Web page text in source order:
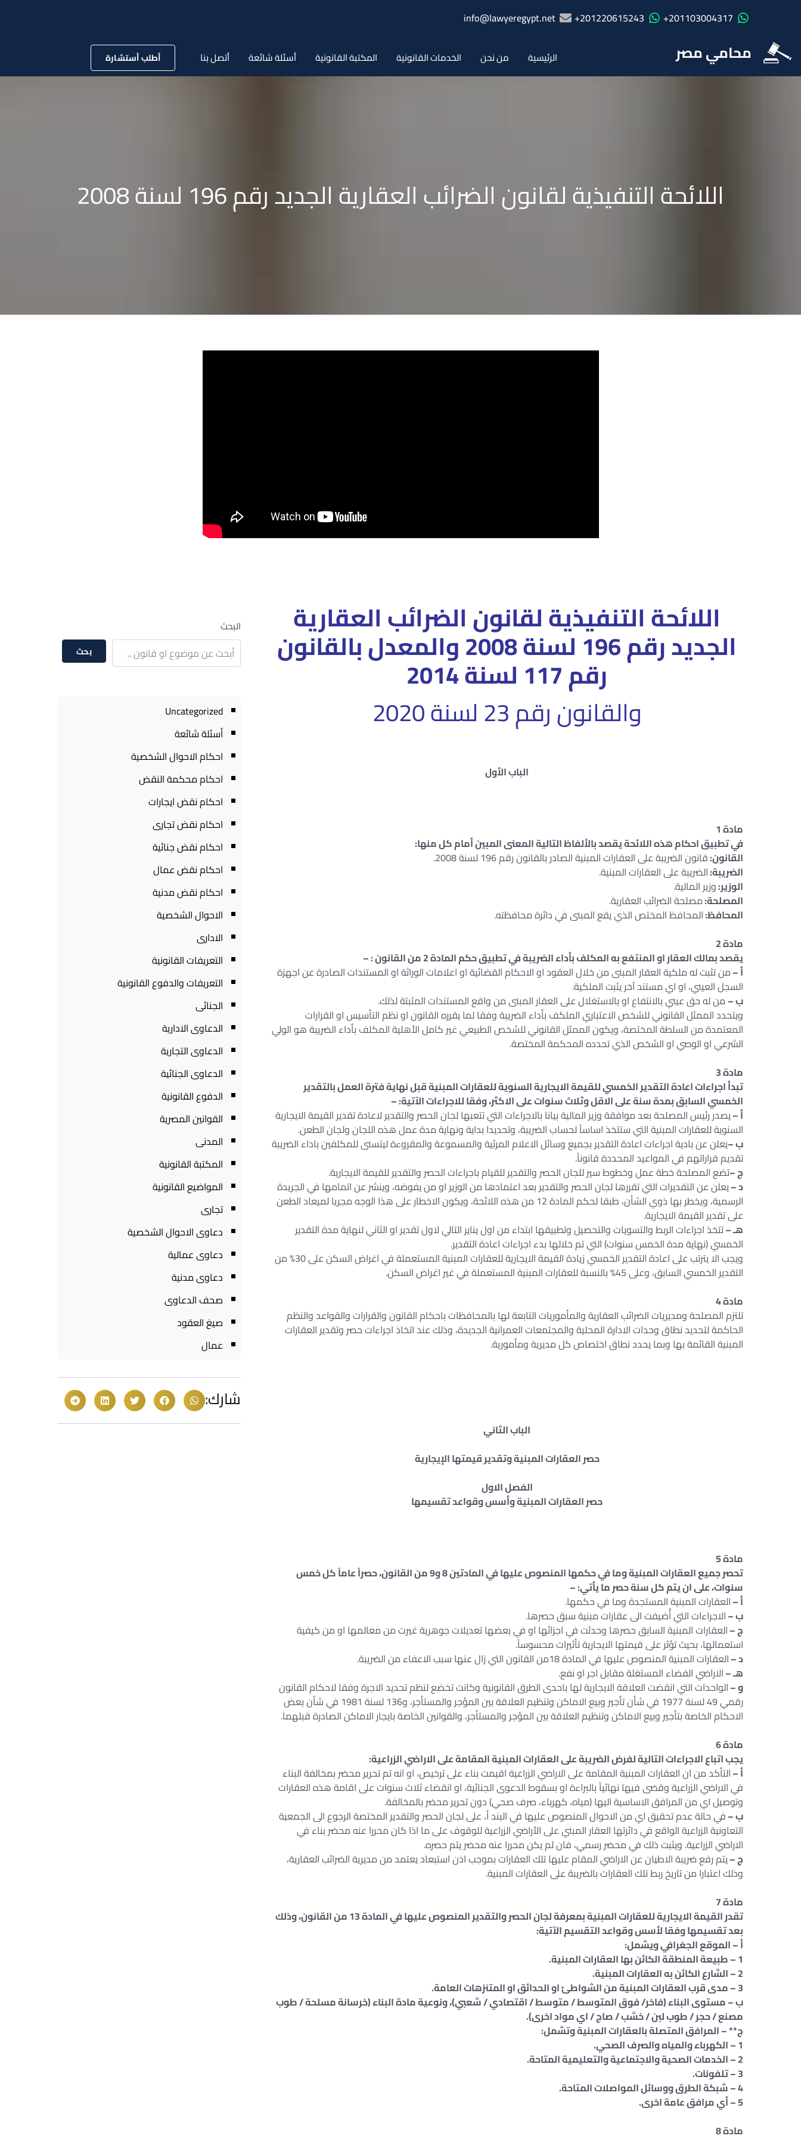
201103004317+
201220615243+
info@lawyeregypt.net
محامي مصر الرئيسية من نحن الخدمات القانونية المكتبة القانونية أسئلة شائعة أتصل بنا أطلب أستشارة
اللائحة التنفيذية لقانون الضرائب العقارية الجديد رقم 196 لسنة 2008
اللائحة التنفيذية لقانون الضرائب العقارية
الجديد رقم 196 لسنة 2008 والمعدل بالقانون
رقم 117 لسنة 2014
والقانون رقم 23 لسنة 2020
الباب الأول
مادة 1
في تطبيق احكام هذه اللائحة يقصد بالألفاظ التالية المعنى المبين أمام كل منها:
القانون:قانون الضريبة على العقارات المبنية الصادر بالقانون رقم 196 لسنة 2008.
الضريبة:الضريبة على العقارات المبنية.
الوزير:وزير المالية.
المصلحة:مصلحة الضرائب العقارية.
المحافظ:المحافظ المختص الذي يقع المبنى في دائرة محافظته.
مادة 2
يقصد بمالك العقار او المنتفع به المكلف بأداء الضريبة في تطبيق حكم المادة 2 من القانون : –
أ –من تثبت له ملكية العقار المبنى من خلال العقود او الاحكام القضائية او اعلامات الوراثة او المستندات الصادرة عن اجهزة
السجل العيني، او اي مستند آخر يثبت الملكية.
ب –من له حق عيني بالانتفاع او بالاستغلال على العقار المبنى من واقع المستندات المثبتة لذلك.
ويتحدد الممثل القانوني للشخص الاعتباري الملكف بأداء الضريبة وفقا لما يقرره القانون او نظم التأسيس او القرارات
المعتمدة من السلطة المختصة، ويكون الممثل القانوني للشخص الطبيعي غير كامل الأهلية المكلف بأداء الضريبة هو الولي
الشرعي او الوصي او الشخص الذي تحدده المحكمة المختصة.
مادة 3
تبدأ اجراءات اعادة التقدير الخمسي للقيمة الايجارية السنوية للعقارات المبنية قبل نهاية فترة العمل بالتقدير
الخمسي السابق بمدة سنة على الاقل وثلاث سنوات على الاكثر، وفقا للاجراءات الآتية: –
أ –يصدر رئيس المصلحة بعد موافقة وزير المالية بيانا بالاجراءات التي تتعبها لجان الحصر والتقدير لاعادة تقدير القيمة الايجارية
السنوية للعقارات المبنية التي ستتخذ اساساً لحساب الضريبة، وتحديدا بداية ونهاية مدة عمل هذه اللجان ولجان الطعن.
ب –يعلن عن بادية اجراءات اعادة التقدير بجميع وسائل الاعلام المرئية والمسموعة والمقروءة ليتسنى للمكلفين باداء الضريبة
تقديم قراراتهم في المواعيد المحددة قانوناً.
ج –تضع المصلحة خطة عمل وخطوط سير للجان الحصر والتقدير للقيام باجراءات الحصر والتقدير للقيمة الايجارية.
د –يعلن عن التقديرات التي تقررها لجان الحصر والتقدير بعد اعتمادها من الوزير او من يفوضه، وينشر عن اتمامها في الجريدة
الرسمية، ويخطر بها ذوي الشأن، طبقا لحكم المادة 12 من هذه اللائحة، ويكون الاخطار على هذا الوجه مجريا لميعاد الطعن
على تقدير القيمة الايجارية.
هـ –تتخذ اجراءات الربط والتسويات والتحصيل وتطبيقها ابتداء من اول يناير التالي لاول تقدير او الثاني لنهاية مدة التقدير
الخمسي (نهاية مدة الخمس سنوات) التي تم خلالها بدء اجراءات اعادة التقدير.
ويجب الا يترتب على اعادة التقدير الخمسي زيادة القيمة الايجارية للعقارات المبنية المستعملة في اغراض السكن على 30% من
التقدير الخمسي السابق، وعلى 45% بالنسبة للعقارات المبنية المستعملة في غير اغراض السكن.
مادة 4
تلتزم المصلحة ومديريات الضرائب العقارية والمأموريات التابعة لها بالمحافظات باحكام القانون والقرارات والقواعد والنظم
الحاكمة لتحديد نطاق وحدات الادارة المحلية والمجتمعات العمرانية الجديدة، وذلك عند اتخاذ اجراءات حصر وتقدير العقارات
المبنية القائمة بها وبما يحدد نطاق اختصاص كل مديرية ومأمورية.
الباب الثاني
حصر العقارات المبنية وتقدير قيمتها الإيجارية
الفصل الاول
حصر العقارات المبنية وأسس وقواعد تقسيمها
مادة 5
تحصر جميع العقارات المبنية وما في حكمها المنصوص عليها في المادتين 8 و9 من القانون، حصراً عاماً كل خمس
سنوات، على ان يتم كل سنة حصر ما يأتي: –
أ –العقارات المبنية المستجدة وما في حكمها.
ب –الاجراءات التي أُضيفت الى عقارات مبنية سبق حصرها.
ج –العقارات المبنية السابق حصرها وحدثت في اجزائها او في بعضها تعديلات جوهرية غيرت من معالمها او من كيفية
استعمالها، بحيث تؤثر على قيمتها الايجارية تأثيرات محسوساً.
د –العقارات المبنية المنصوص عليها في المادة 18من القانون التي زال عنها سبب الاعفاء من الضريبة.
هـ –الاراضي الفضاء المستغلة مقابل اجر او نفع.
و –الواحدات التي انقضت العلاقة الايجارية لها باحدى الطرق القانونية وكانت تخضع لنظم تحديد الاجرة وفقا لاحكام القانون
رقمي 49 لسنة 1977 في شأن تأجير وبيع الاماكن وتنظيم العلاقة بين المؤجر والمستأجر، و136 لسنة 1981 في شأن بعض
الاحكام الخاصة بتأجير وبيع الاماكن وتنظيم العلاقة بين المؤجر والمستأجر، والقوانين الخاصة بايجار الاماكن الصادرة قبلهما.
مادة 6
يجب اتباع الاجراءات التالية لفرض الضريبة على العقارات المبنية المقامة على الاراضي الزراعية:
أ –التأكد من ان العقارات المبنية المقامة على الاراضي الزراعية اقيمت بناء على ترخيص، او انه تم تحرير محضر بمخالفة البناء
في الاراضي الزراعية وقضى فيها نهائياً بالبراءة او بسقوط الدعوى الجنائية، او انقضاء ثلاث سنوات على اقامة هذه العقارات
وتوصيل اي من المرافق الاساسية اليها (مياه، كهرباء، صرف صحي) دون تحرير محضر بالمخالفة.
ب –في حالة عدم تحقيق اي من الاحوال المنصوص عليها في البند أ، على لجان الحصر والتقدير المختصة الرجوع الى الجمعية
التعاونية الزراعية الواقع في دائرتها العقار المبني على الأراضي الزراعية للوقوف على ما اذا كان محررا عنه محضر بناء في
الاراضي الزراعية. ويثبت ذلك في محضر رسمي، فان لم يكن محررا عنه محضر يتم حصره.
ج –يتم رفع ضريبة الاطيان عن الاراضي المقام عليها تلك العقارات بموجب اذن استبعاد يعتمد من مديرية الضرائب العقارية،
وذلك اعتبارا من تاريخ ربط تلك العقارات بالضريبة على العقارات المبنية.
مادة 7
تقدر القيمة الايجارية للعقارات المبنية بمعرفة لجان الحصر والتقدير المنصوص عليها في المادة 13 من القانون، وذلك
بعد تقسيمها وفقا لأسس وقواعد التقسيم الآتية:
أ – الموقع الجغرافي ويشمل:
1 – طبيعة المنطقة الكائن بها العقارات المبنية.
2 – الشارع الكائن به العقارات المبنية.
3 – مدى قرب العقارات المبنية من الشواطئ او الحدائق او المتنزهات العامة.
ب – مستوى البناء (فاخر/ فوق المتوسط / متوسط / اقتصادي / شعبي)، ونوعية مادة البناء (خرسانة مسلحة / طوب
مصنع / حجر / طوب لبن / خشب / صاج / اي مواد اخرى).
ج** – المرافق المتصلة بالعقارات المبنية وتشمل:
1 – الكهرباء والمياه والصرف الصحي.
2 – الخدمات الصحية والاجتماعية والتعليمية المتاحة.
3 – تلفونات.
4 – شبكة الطرق ووسائل المواصلات المتاحة.
5 – أي مرافق عامة اخرى.
مادة 8
البحث
بحث
Uncategorized
أسئلة شائعة
احكام الاحوال الشخصية
احكام محكمة النقض
احكام نقض ايجارات
احكام نقض تجارى
احكام نقض جنائية
احكام نقض عمال
احكام نقض مدنية
الاحوال الشخصية
الادارى
التعريفات القانونية
التعريفات والدفوع القانونية
الجنائى
الدعاوى الادارية
الدعاوى التجارية
الدعاوى الجنائية
الدفوع القانونية
القوانين المصرية
المدنى
المكتبة القانونية
المواضيع القانونية
تجارى
دعاوى الاحوال الشخصية
دعاوى عمالية
دعاوى مدنية
صحف الدعاوى
صيغ العقود
عمال
شارك: